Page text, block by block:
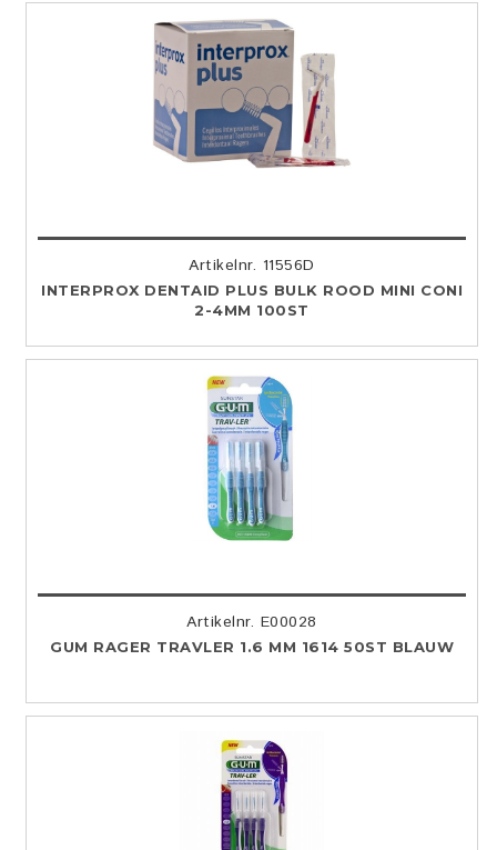
Artikelnr. 11556D
INTERPROX DENTAID PLUS BULK ROOD MINI CONI
2-4MM 100ST
Artikelnr. E00028
GUM RAGER TRAVLER 1.6 MM 1614 50ST BLAUW